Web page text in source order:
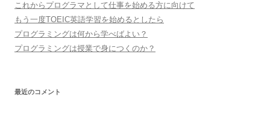
これからプログラマとして仕事を始める方に向けて
もう一度TOEIC英語学習を始めるとしたら
プログラミングは何から学べばよい？
プログラミングは授業で身につくのか？
最近のコメント